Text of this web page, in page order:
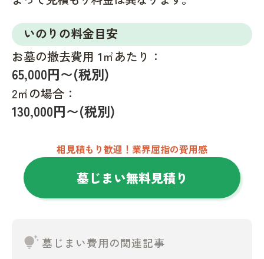
いのりの料金目安
お墓の撤去費用 1㎡あたり：
65,000円〜(税別)
2㎡の場合：
130,000円〜(税別)
相見積もり歓迎！業界屈指の費用感
墓じまい無料見積り
tips_and_updates墓じまい費用の関連記事